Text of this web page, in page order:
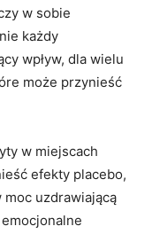
w⁣ sobie
każdy
wpływ, dla wielu
może przynieść
‍w miejscach
​efekty placebo,​
uzdrawiającą